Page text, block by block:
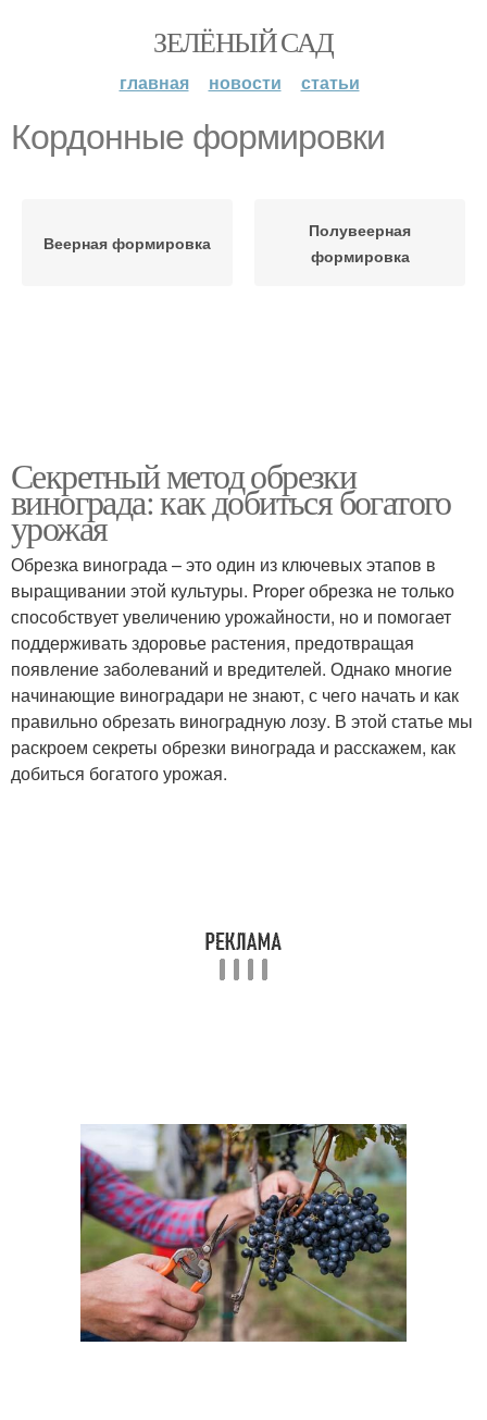
ЗЕЛЁНЫЙ САД
главная новости статьи
Кордонные формировки
Веерная формировка
Полувеерная
формировка
Секретный метод обрезки
винограда: как добиться богатого
урожая
Обрезка винограда – это один из ключевых этапов в
выращивании этой культуры. Proper обрезка не только
способствует увеличению урожайности, но и помогает
поддерживать здоровье растения, предотвращая
появление заболеваний и вредителей. Однако многие
начинающие виноградари не знают, с чего начать и как
правильно обрезать виноградную лозу. В этой статье мы
раскроем секреты обрезки винограда и расскажем, как
добиться богатого урожая.